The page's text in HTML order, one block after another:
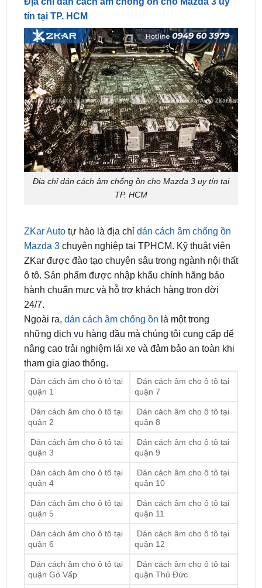
Địa chỉ dán cách âm chống ồn cho Mazda 3 uy tín tại
TP. HCM
tự hào là địa chỉdán cách âm chống ồn
ZKar được đào tạo chuyên sâu trong ngành nội thất
ô tô. Sản phẩm được nhập khẩu chính hãng bảo
hành chuẩn mực và hỗ trợ khách hàng trọn đời
24/7.
Ngoài ra,dán cách âm chống ồnlà một trong
những dịch vụ hàng đầu mà chúng tôi cung cấp để
nâng cao trải nghiệm lái xe và đảm bảo an toàn khi
tham gia giao thông.
Dán cách âm cho ô tô tại
quận 1
Dán cách âm cho ô tô tại
Dán cách âm cho ô tô tại
quận 2
Dán cách âm cho ô tô tại
quận 8
Dán cách âm cho ô tô tại
quận 3
Dán cách âm cho ô tô tại
quận 9
Dán cách âm cho ô tô tại
quận 4
Dán cách âm cho ô tô tại
quận 10
Dán cách âm cho ô tô tại
quận 5
Dán cách âm cho ô tô tại
quận 11
Dán cách âm cho ô tô tại
quận 6
Dán cách âm cho ô tô tại
quận 12
Dán cách âm cho ô tô tại
quận Gò Vấp
Dán cách âm cho ô tô tại
quận Thủ Đức
Dán cách âm cho ô tô tại
quận Tân Bình
Dán cách âm cho ô tô tại
quận Bình Tân